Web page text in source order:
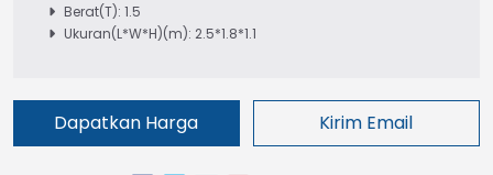
Berat(T): 1.5
Ukuran(L*W*H)(m): 2.5*1.8*1.1
Dapatkan Harga Kirim Email